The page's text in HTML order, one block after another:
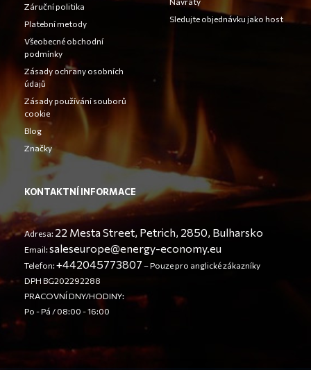
Záruční politika
Platební metody
Všeobecné obchodní
podmínky
Zásady ochrany osobních
údajů
Zásady používání souborů
cookie
Blog
Značky
Sledujte objednávku jako host
KONTAKTNÍ INFORMACE
Adresa: 22 Mesta Street, Petrich, 2850, Bulharsko
Email:saleseurope@energy-economy.eu
Telefon:+442045773807 – Pouze pro anglické zákazníky
DPH BG202292288
PRACOVNÍ DNY/HODINY:
Po - Pá / 08:00 - 16:00